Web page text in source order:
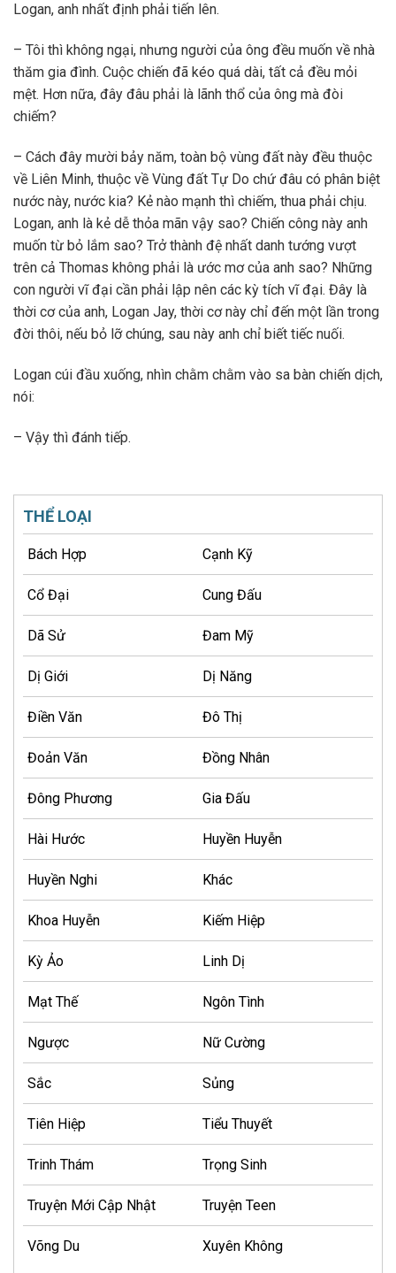
Logan, anh nhất định phải tiến lên.
– Tôi thì không ngại, nhưng người của ông đều muốn về nhà
thăm gia đình. Cuộc chiến đã kéo quá dài, tất cả đều mỏi
mệt. Hơn nữa, đây đâu phải là lãnh thổ của ông mà đòi
chiếm?
– Cách đây mười bảy năm, toàn bộ vùng đất này đều thuộc
về Liên Minh, thuộc về Vùng đất Tự Do chứ đâu có phân biệt
nước này, nước kia? Kẻ nào mạnh thì chiếm, thua phải chịu.
Logan, anh là kẻ dễ thỏa mãn vậy sao? Chiến công này anh
muốn từ bỏ lắm sao? Trở thành đệ nhất danh tướng vượt
trên cả Thomas không phải là ước mơ của anh sao? Những
con người vĩ đại cần phải lập nên các kỳ tích vĩ đại. Đây là
thời cơ của anh, Logan Jay, thời cơ này chỉ đến một lần trong
đời thôi, nếu bỏ lỡ chúng, sau này anh chỉ biết tiếc nuối.
Logan cúi đầu xuống, nhìn chằm chằm vào sa bàn chiến dịch,
nói:
– Vậy thì đánh tiếp.
THỂ LOẠI
Bách Hợp Cạnh Kỹ
Cổ Đại Cung Đấu
Dã Sử Đam Mỹ
Dị Giới Dị Năng
Điền Văn Đô Thị
Đoản Văn Đồng Nhân
Đông Phương Gia Đấu
Hài Hước Huyền Huyễn
Huyền Nghi Khác
Khoa Huyễn Kiếm Hiệp
Kỳ Ảo Linh Dị
Mạt Thế Ngôn Tình
Ngược Nữ Cường
Sắc Sủng
Tiên Hiệp Tiểu Thuyết
Trinh Thám Trọng Sinh
Truyện Mới Cập Nhật Truyện Teen
Võng Du Xuyên Không